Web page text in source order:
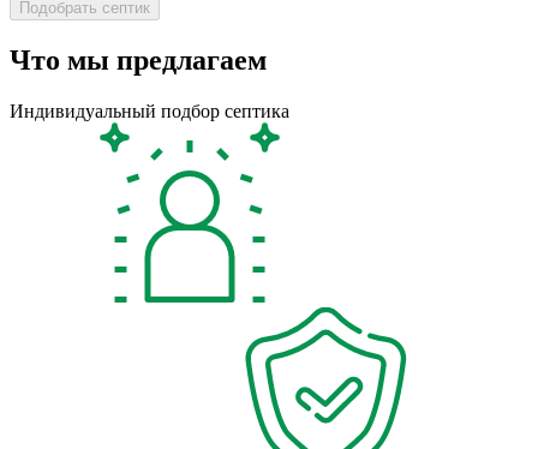
Что мы предлагаем
Индивидуальный подбор септика